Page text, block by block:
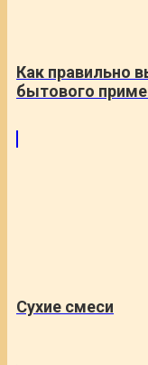
Как правильно
бытового
Сухие смеси